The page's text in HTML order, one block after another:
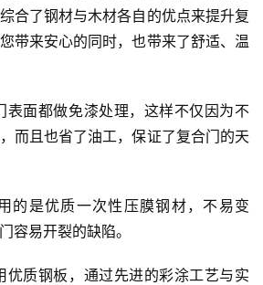
合了钢材与木材各自的优点来提升复
带来安心的同时，也带来了舒适、温
表面都做免漆处理，这样不仅因为不
而且也省了油工，保证了复合门的天
的是优质一次性压膜钢材，不易变
容易开裂的缺陷。
优质钢板，通过先进的彩涂工艺与实